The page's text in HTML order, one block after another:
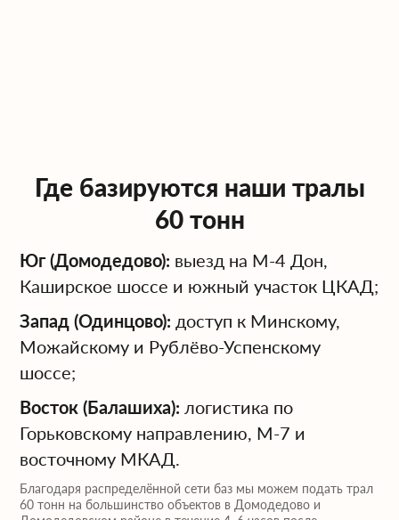
Этапы организации перевозки
60-тонника
Мы сопровождаем перевозку от первой
консультации до завершения разгрузки:
Принимаем заявку, уточняем вес,
габариты, тип техники, наличие
навесного оборудования.
Подбираем конфигурацию трала и
тягача, рассчитываем
ориентировочную стоимость рейса.
Прорабатываем и согласуем маршрут,
оформляем КТГ и при необходимости
Где базируются наши тралы
60 тонн
Юг (Домодедово): выезд на М-4 Дон,
Каширское шоссе и южный участок ЦКАД;
Запад (Одинцово): доступ к Минскому,
Можайскому и Рублёво-Успенскому
шоссе;
Восток (Балашиха): логистика по
Горьковскому направлению, М-7 и
восточному МКАД.
Благодаря распределённой сети баз мы можем подать трал
60 тонн на большинство объектов в Домодедово и